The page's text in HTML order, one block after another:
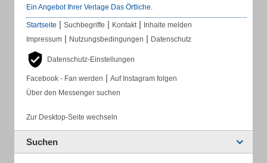
Ein Angebot Ihrer Verlage Das Örtliche.
Startseite | Suchbegriffe | Kontakt | Inhalte melden
Impressum | Nutzungsbedingungen | Datenschutz
Datenschutz-Einstellungen
Facebook - Fan werden | Auf Instagram folgen
Über den Messenger suchen
Zur Desktop-Seite wechseln
Suchen